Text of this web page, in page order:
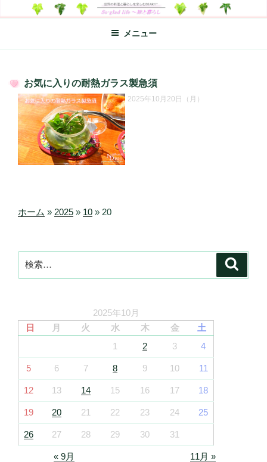
ン
ン
SO-GLAD LIFE～旅と暮らし
世界の料理のエッセイやレシピ、シンプルライフ、楽しい暮らしなどを
綴る、世界248か国を旅した松本あづさのDIARYです
メニュー
投
稿
日:
お気に入りの耐熱ガラス製急須
2025年10月20日（月）
ホーム » 2025 » 10 » 20
索:
2025年10月
日
月 火 水 木 金
土
1
2 3 4
5 6 7 8 9 10 11
12 13 14 15 16 17 18
19 20 21 22 23 24 25
26 27 28 29 30 31
« 9月 11月 »